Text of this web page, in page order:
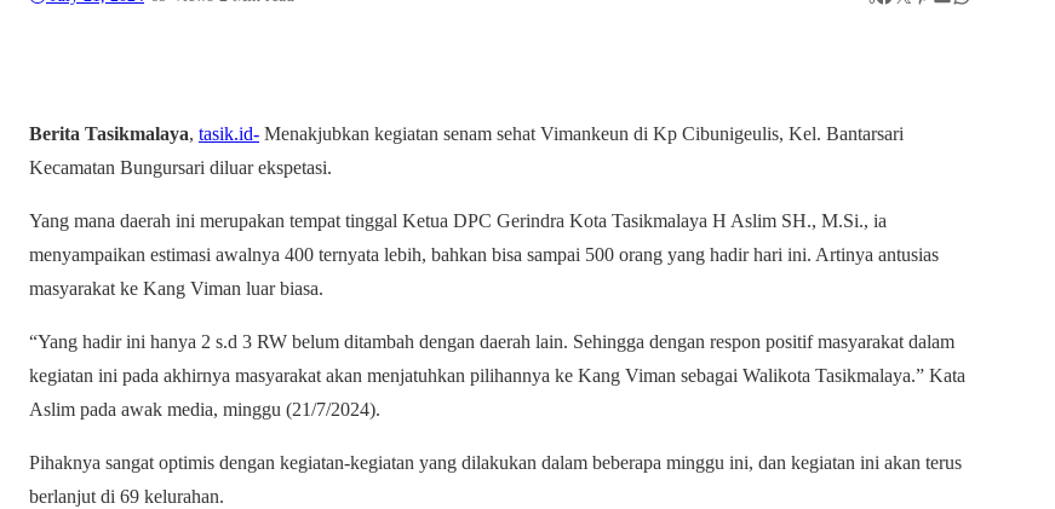
Berita Tasikmalaya, tasik.id- Menakjubkan kegiatan senam sehat Vimankeun di Kp Cibunigeulis, Kel. Bantarsari
Kecamatan Bungursari diluar ekspetasi.
Yang mana daerah ini merupakan tempat tinggal Ketua DPC Gerindra Kota Tasikmalaya H Aslim SH., M.Si., ia
menyampaikan estimasi awalnya 400 ternyata lebih, bahkan bisa sampai 500 orang yang hadir hari ini. Artinya antusias
masyarakat ke Kang Viman luar biasa.
“Yang hadir ini hanya 2 s.d 3 RW belum ditambah dengan daerah lain. Sehingga dengan respon positif masyarakat dalam
kegiatan ini pada akhirnya masyarakat akan menjatuhkan pilihannya ke Kang Viman sebagai Walikota Tasikmalaya.” Kata
Aslim pada awak media, minggu (21/7/2024).
Pihaknya sangat optimis dengan kegiatan-kegiatan yang dilakukan dalam beberapa minggu ini, dan kegiatan ini akan terus
berlanjut di 69 kelurahan.